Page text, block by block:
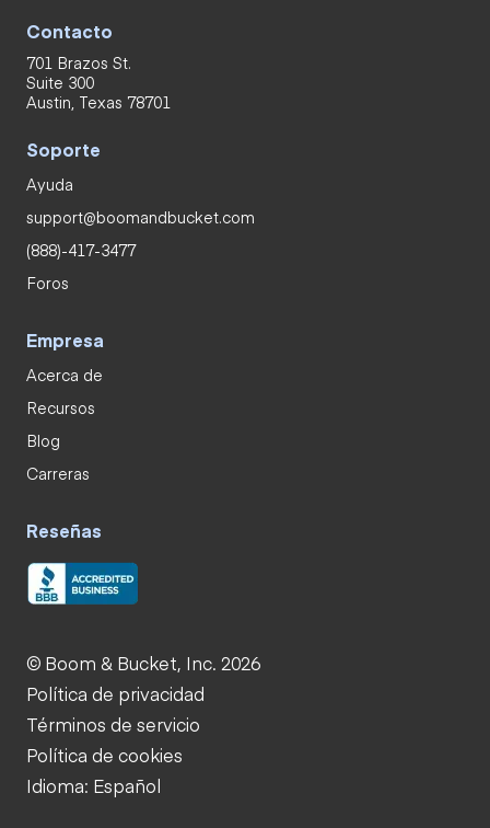
Contacto
701 Brazos St.
Suite 300
Austin, Texas 78701
Soporte
Ayuda
support@boomandbucket.com
(888)-417-3477
Foros
Empresa
Acerca de
Recursos
Blog
Carreras
Reseñas
© Boom & Bucket, Inc. 2026
Política de privacidad
Términos de servicio
Política de cookies
Idioma: Español